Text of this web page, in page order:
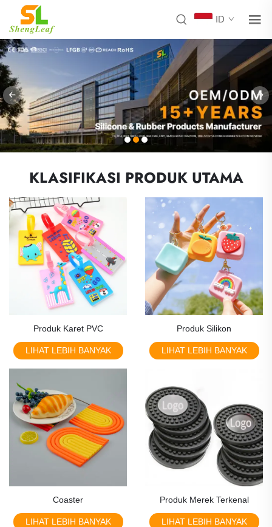
ID
KLASIFIKASI PRODUK UTAMA
Produk Karet PVC
LIHAT LEBIH BANYAK
Produk Silikon
LIHAT LEBIH BANYAK
Coaster
LIHAT LEBIH BANYAK
Produk Merek Terkenal
LIHAT LEBIH BANYAK